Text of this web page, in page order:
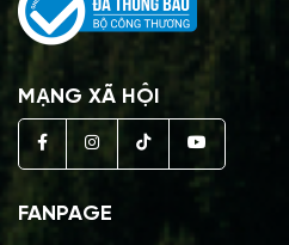
MẠNG XÃ HỘI
FANPAGE